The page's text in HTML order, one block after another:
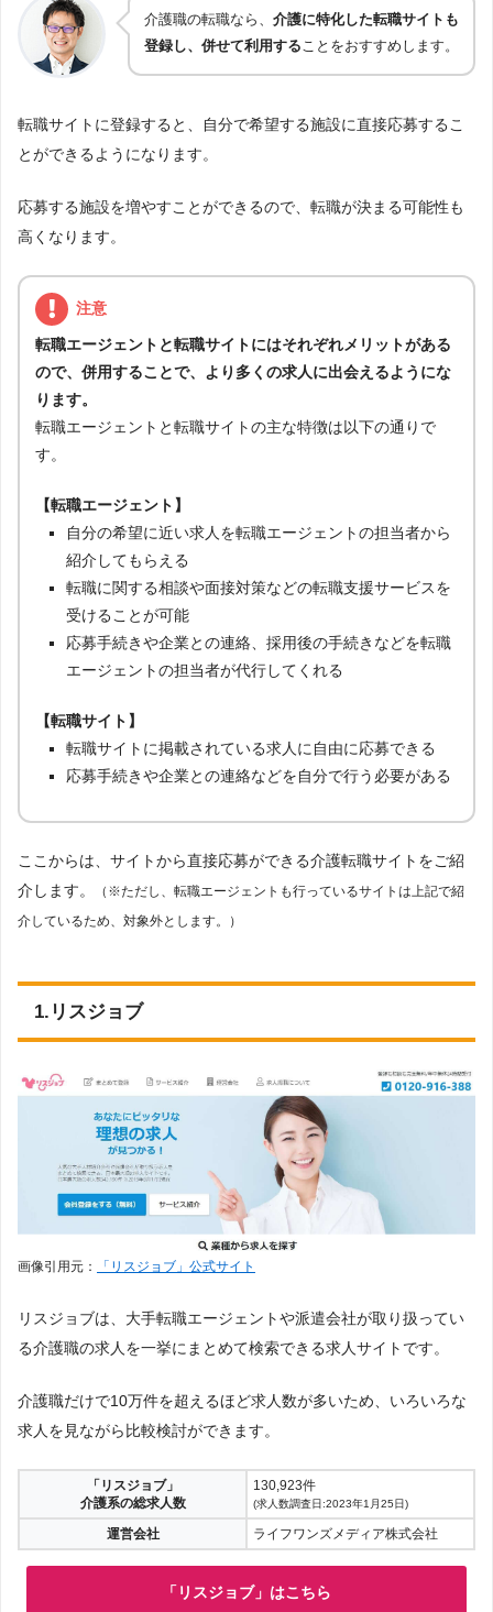
介護職の転職なら、 介護に特化した転職サイトも
登録し、併せて利用することをおすすめします。
転職サイトに登録すると、自分で希望する施設に直接応募するこ
とができるようになります。
応募する施設を増やすことができるので、転職が決まる可能性も
高くなります。
注意
転職エージェントと転職サイトにはそれぞれメリットがある
ので、併用することで、より多くの求人に出会えるようにな
ります。
転職エージェントと転職サイトの主な特徴は以下の通りで
す。
【転職エージェント】
自分の希望に近い求人を転職エージェントの担当者から
紹介してもらえる
転職に関する相談や面接対策などの転職支援サービスを
受けることが可能
応募手続きや企業との連絡、採用後の手続きなどを転職
エージェントの担当者が代行してくれる
【転職サイト】
転職サイトに掲載されている求人に自由に応募できる
応募手続きや企業との連絡などを自分で行う必要がある
ここからは、サイトから直接応募ができる介護転職サイトをご紹
介します。
（※ただし、転職エージェントも行っているサイトは上記で紹
介しているため、対象外とします。）
1.リスジョブ
画像引用元： 「リスジョブ」公式サイト
リスジョブは、大手転職エージェントや派遣会社が取り扱ってい
る介護職の求人を一挙にまとめて検索できる求人サイトです。
介護職だけで10万件を超えるほど求人数が多いため、いろいろな
求人を見ながら比較検討ができます。
「リスジョブ」
介護系の総求人数
130,923件
(求人数調査日:2023年1月25日)
運営会社 ライフワンズメディア株式会社
「リスジョブ」はこちら